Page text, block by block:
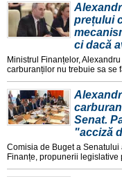
prețului
ci dacă
Ministrul Finanțelor,
carburanților nu trebuie sa se
Senat.
"acciză
Comisia de Buget a
Finanțe, propunerii legislative